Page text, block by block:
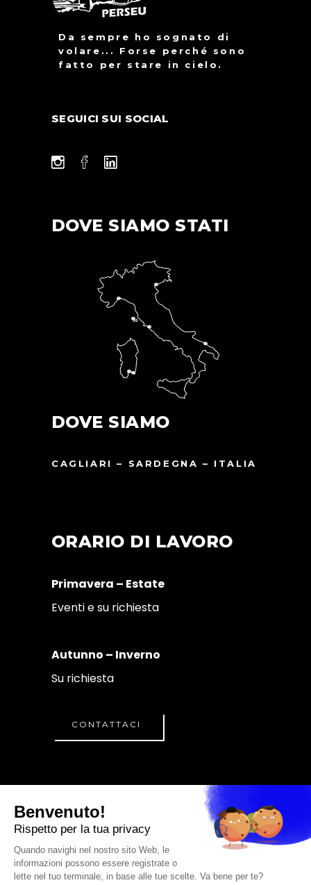
Da sempre ho sognato di
volare... Forse perché sono
fatto per stare in cielo.
SEGUICI SUI SOCIAL
DOVE SIAMO STATI
DOVE SIAMO
CAGLIARI – SARDEGNA – ITALIA
ORARIO DI LAVORO
Primavera – Estate
Eventi e su richiesta
Autunno – Inverno
Su richiesta
CONTATTACI